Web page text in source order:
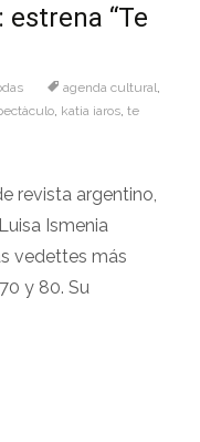
“Te
agenda cultural
katia iaros te
revista argentino,
Ismenia
vedettes más
y 80. Su